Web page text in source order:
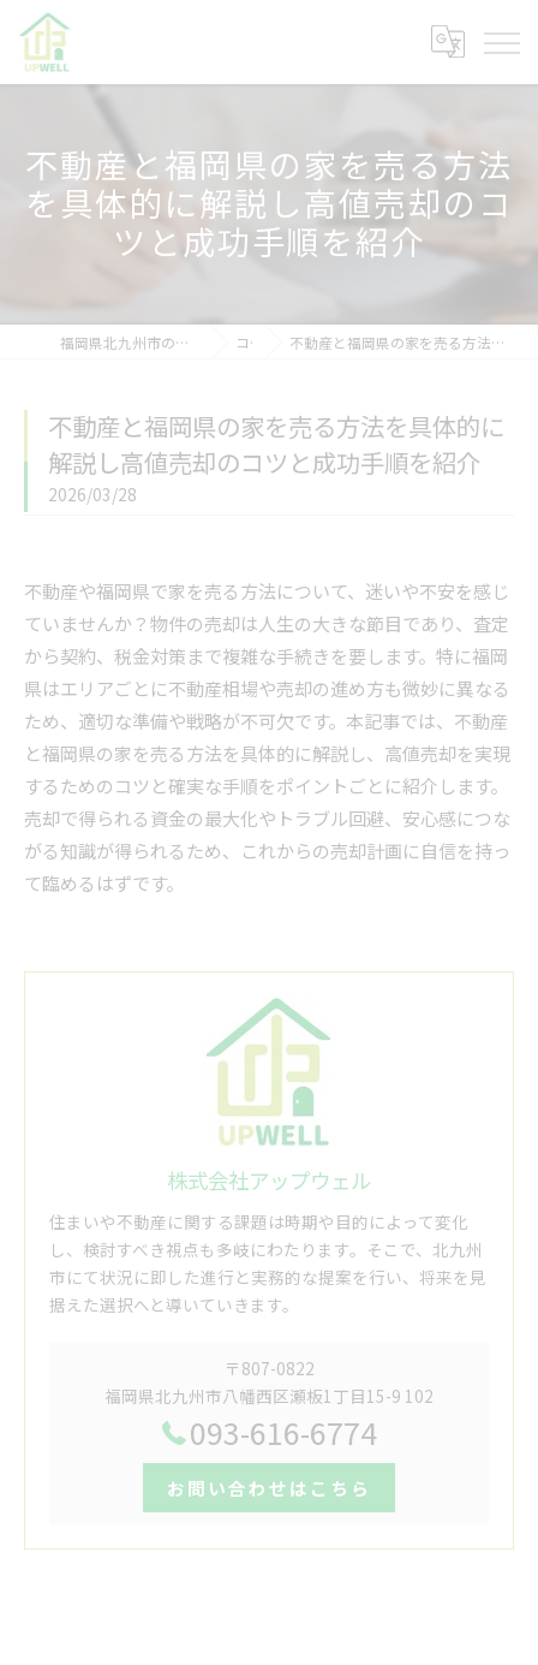
不動産と福岡県の家を売る方法
を具体的に解説し高値売却のコ
ツと成功手順を紹介
福岡県北九州市の不動産なら株式会社アップウェル コラム 不動産と福岡県の家を売る方法を具体的に解説し高値売却のコツと成功手順を紹介
不動産と福岡県の家を売る方法を具体的に
解説し高値売却のコツと成功手順を紹介
2026/03/28
不動産や福岡県で家を売る方法について、迷いや不安を感じ
ていませんか？物件の売却は人生の大きな節目であり、査定
から契約、税金対策まで複雑な手続きを要します。特に福岡
県はエリアごとに不動産相場や売却の進め方も微妙に異なる
ため、適切な準備や戦略が不可欠です。本記事では、不動産
と福岡県の家を売る方法を具体的に解説し、高値売却を実現
するためのコツと確実な手順をポイントごとに紹介します。
売却で得られる資金の最大化やトラブル回避、安心感につな
がる知識が得られるため、これからの売却計画に自信を持っ
て臨めるはずです。
株式会社アップウェル
住まいや不動産に関する課題は時期や目的によって変化
し、検討すべき視点も多岐にわたります。そこで、北九州
市にて状況に即した進行と実務的な提案を行い、将来を見
据えた選択へと導いていきます。
〒807-0822
福岡県北九州市八幡西区瀬板1丁目15-9 102
093-616-6774
お問い合わせはこちら